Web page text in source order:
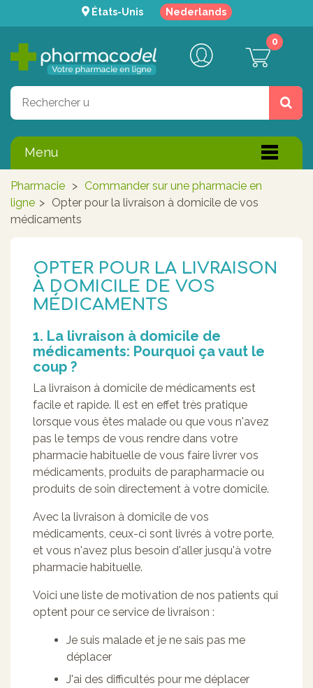
États-Unis Nederlands
0
Menu
Pharmacie > Commander sur une pharmacie en
ligne > Opter pour la livraison à domicile de vos
médicaments
OPTER POUR LA LIVRAISON
À DOMICILE DE VOS
MÉDICAMENTS
1. La livraison à domicile de
médicaments: Pourquoi ça vaut le
coup ?
La livraison à domicile de médicaments est
facile et rapide. Il est en effet très pratique
lorsque vous êtes malade ou que vous n'avez
pas le temps de vous rendre dans votre
pharmacie habituelle de vous faire livrer vos
médicaments, produits de parapharmacie ou
produits de soin directement à votre domicile.
Avec la livraison à domicile de vos
médicaments, ceux-ci sont livrés à votre porte,
et vous n'avez plus besoin d'aller jusqu'à votre
pharmacie habituelle.
Voici une liste de motivation de nos patients qui
optent pour ce service de livraison :
Je suis malade et je ne sais pas me
déplacer
J'ai des difficultés pour me déplacer